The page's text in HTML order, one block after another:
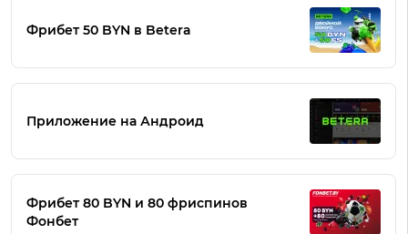
Фрибет 50 BYN в Betera
Приложение на Андроид
Фрибет 80 BYN и 80 фриспинов
Фонбет